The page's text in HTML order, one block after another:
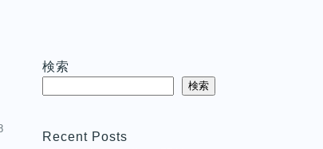
検索
検索
Recent Posts